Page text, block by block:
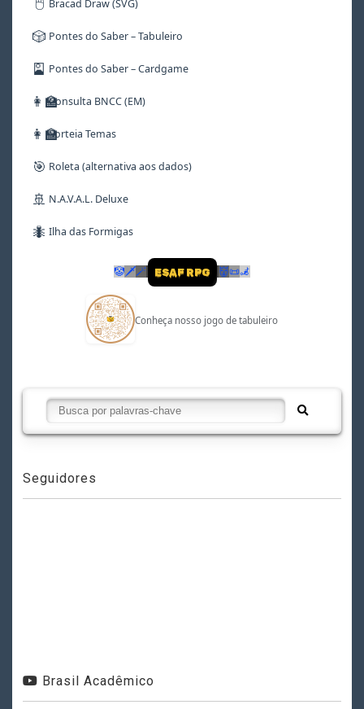
Bracad Draw (SVG)
🎲 Pontes do Saber – Tabuleiro
🎴 Pontes do Saber – Cardgame
👩‍🏫Consulta BNCC (EM)
👩‍🏫Sorteia Temas
🎯 Roleta (alternativa aos dados)
🚢 N.A.V.A.L. Deluxe
🐜 Ilha das Formigas
🤡 🗡🪄 ESAF RPG 👹📜🦼
Conheça nosso jogo de tabuleiro
Seguidores
Brasil Acadêmico